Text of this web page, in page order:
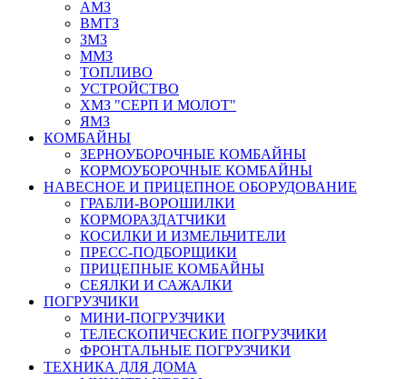
АМЗ
ВМТЗ
ЗМЗ
ММЗ
ТОПЛИВО
УСТРОЙСТВО
ХМЗ "СЕРП И МОЛОТ"
ЯМЗ
КОМБАЙНЫ
ЗЕРНОУБОРОЧНЫЕ КОМБАЙНЫ
КОРМОУБОРОЧНЫЕ КОМБАЙНЫ
НАВЕСНОЕ И ПРИЦЕПНОЕ ОБОРУДОВАНИЕ
ГРАБЛИ-ВОРОШИЛКИ
КОРМОРАЗДАТЧИКИ
КОСИЛКИ И ИЗМЕЛЬЧИТЕЛИ
ПРЕСС-ПОДБОРЩИКИ
ПРИЦЕПНЫЕ КОМБАЙНЫ
СЕЯЛКИ И САЖАЛКИ
ПОГРУЗЧИКИ
МИНИ-ПОГРУЗЧИКИ
ТЕЛЕСКОПИЧЕСКИЕ ПОГРУЗЧИКИ
ФРОНТАЛЬНЫЕ ПОГРУЗЧИКИ
ТЕХНИКА ДЛЯ ДОМА